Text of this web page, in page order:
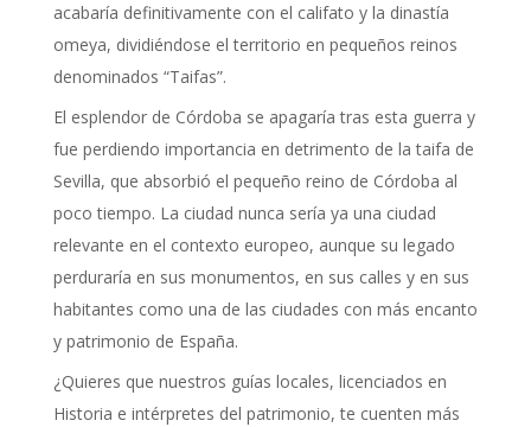
acabaría definitivamente con el califato y la dinastía
omeya, dividiéndose el territorio en pequeños reinos
denominados “Taifas”.
El esplendor de Córdoba se apagaría tras esta guerra y
fue perdiendo importancia en detrimento de la taifa de
Sevilla, que absorbió el pequeño reino de Córdoba al
poco tiempo. La ciudad nunca sería ya una ciudad
relevante en el contexto europeo, aunque su legado
perduraría en sus monumentos, en sus calles y en sus
habitantes como una de las ciudades con más encanto
y patrimonio de España.
¿Quieres que nuestros guías locales, licenciados en
Historia e intérpretes del patrimonio, te cuenten más